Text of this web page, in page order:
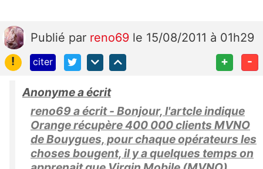
Publié par reno69 le 15/08/2011 à 01h29
!
citer + -
Anonyme a écrit
reno69 a écrit - Bonjour, l'artcle indique
Orange récupère 400 000 clients MVNO
de Bouygues, pour chaque opérateurs les
choses bougent, il y a quelques temps on